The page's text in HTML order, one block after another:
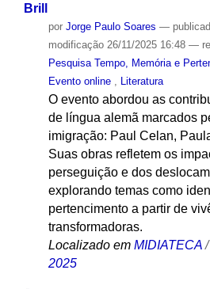
Brill
por Jorge Paulo Soares —
modificação26/11/2025 16:48 —
Pesquisa Tempo, Memória e
Evento online
Literatura
O evento abordou as
de língua alemã marcados
imigração: Paul Celan,
Suas obras refletem os
perseguição e dos
explorando temas como
pertencimento a partir de
transformadoras.
Localizado em MIDIATECA /
2025